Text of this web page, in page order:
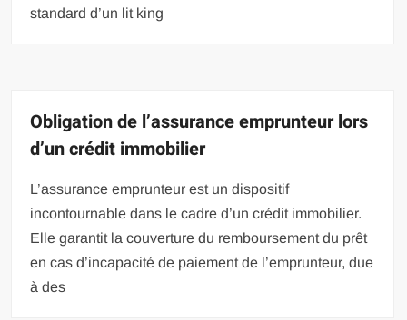
standard d’un lit king
Obligation de l’assurance emprunteur lors
d’un crédit immobilier
L’assurance emprunteur est un dispositif
incontournable dans le cadre d’un crédit immobilier.
Elle garantit la couverture du remboursement du prêt
en cas d’incapacité de paiement de l’emprunteur, due
à des